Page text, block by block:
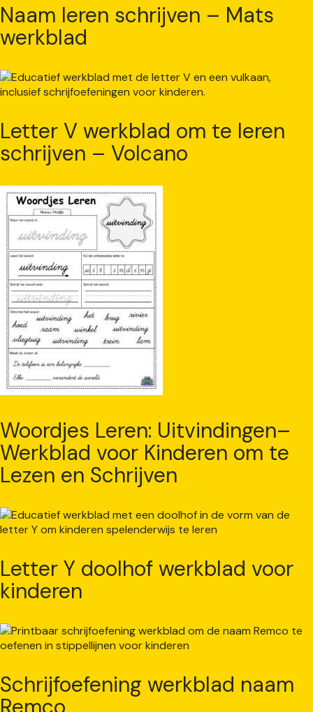
Naam leren schrijven – Mats
werkblad
Letter V werkblad om te leren
schrijven – Volcano
Woordjes Leren: Uitvindingen–
Werkblad voor Kinderen om te
Lezen en Schrijven
Letter Y doolhof werkblad voor
kinderen
Schrijfoefening werkblad naam
Remco